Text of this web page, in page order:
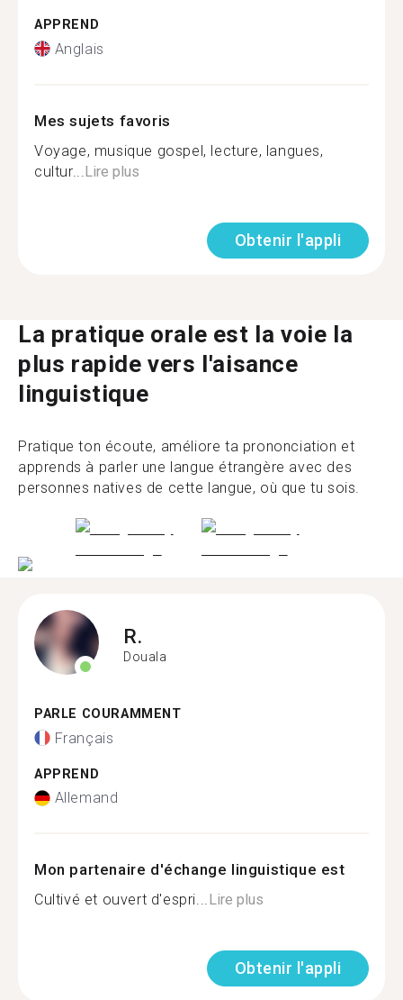
APPREND
Anglais
Mes sujets favoris
Voyage, musique gospel, lecture, langues,
cultur... Lire plus
Obtenir l'appli
La pratique orale est la voie la
plus rapide vers l'aisance
linguistique
Pratique ton écoute, améliore ta prononciation et
apprends à parler une langue étrangère avec des
personnes natives de cette langue, où que tu sois.
R.
Douala
PARLE COURAMMENT
Français
APPREND
Allemand
Mon partenaire d'échange linguistique est
Cultivé et ouvert d'espri...Lire plus
Obtenir l'appli